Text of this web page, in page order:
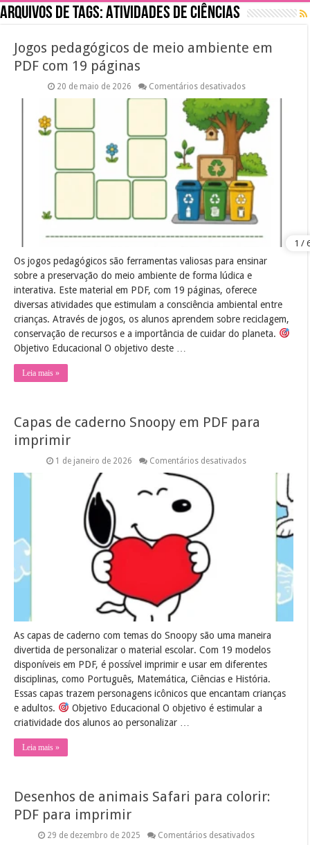
Arquivos de tags:Atividades de Ciências
Jogos pedagógicos de meio ambiente em
PDF com 19 páginas
20 de maio de 2026 Comentários desativadosem
pedagógicos
de
meio
ambiente
PDF
com
19
páginas
Os jogos pedagógicos são ferramentas valiosas para ensinar
sobre a preservação do meio ambiente de forma lúdica e
interativa. Este material em PDF, com 19 páginas, oferece
diversas atividades que estimulam a consciência ambiental entre
crianças. Através de jogos, os alunos aprendem sobre reciclagem,
conservação de recursos e a importância de cuidar do planeta.
Objetivo Educacional O objetivo deste …
Leia mais »
Capas de caderno Snoopy em PDF para
imprimir
1 de janeiro de 2026 Comentários desativadosem
imprimir
As capas de caderno com temas do Snoopy são uma maneira
divertida de personalizar o material escolar. Com 19 modelos
disponíveis em PDF, é possível imprimir e usar em diferentes
disciplinas, como Português, Matemática, Ciências e História.
Essas capas trazem personagens icônicos que encantam crianças
e adultos.
Objetivo Educacional O objetivo é estimular a
criatividade dos alunos ao personalizar …
Leia mais »
Desenhos de animais Safari para colorir:
PDF para imprimir
29 de dezembro de 2025 Comentários desativadosem